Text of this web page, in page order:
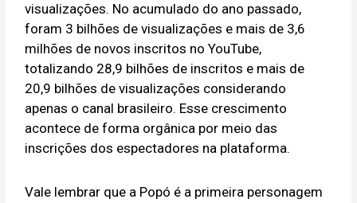
visualizações. No acumulado do ano passado,
foram 3 bilhões de visualizações e mais de 3,6
milhões de novos inscritos no YouTube,
totalizando 28,9 bilhões de inscritos e mais de
20,9 bilhões de visualizações considerando
apenas o canal brasileiro. Esse crescimento
acontece de forma orgânica por meio das
inscrições dos espectadores na plataforma.
Vale lembrar que a Popó é a primeira personagem